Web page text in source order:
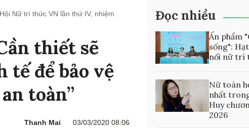
Nữ trí thức VN lần thứ IV, nhiệm
thiết sẽ
để bảo vệ
toàn”
Thanh Mai 03/03/2020 08:06
Đọc nhiều
Ấn phẩm
sống":
nối nữ trí
Nữ toán
nhất
Huy
2026